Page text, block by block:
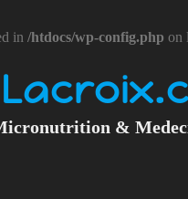
in /htdocs/wp-config.php on
&